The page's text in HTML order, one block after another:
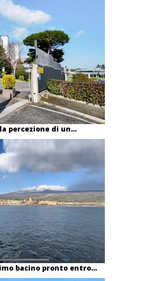
percezione di un...
bacino pronto entro...